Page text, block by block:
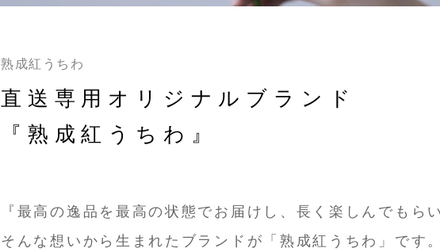
熟成紅うちわ
直送専用オリジナルブランド
『熟成紅うちわ』
『最高の逸品を最高の状態でお届けし、長く楽しんでもら
そんな想いから生まれたブランドが「熟成紅うちわ」です。